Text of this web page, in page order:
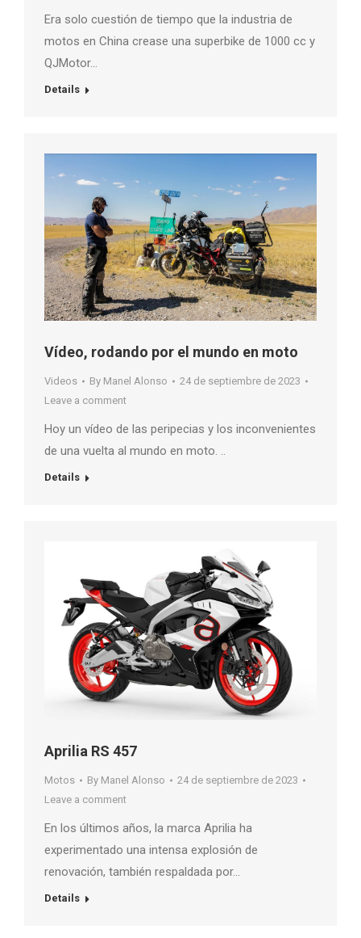
Era solo cuestión de tiempo que la industria de
motos en China crease una superbike de 1000 cc y
QJMotor…
Details
Vídeo, rodando por el mundo en moto
Videos By Manel Alonso
24 de septiembre de 2023
Leave a comment
Hoy un vídeo de las peripecias y los inconvenientes
de una vuelta al mundo en moto. ..
Details
Aprilia RS 457
Motos By Manel Alonso
24 de septiembre de 2023
Leave a comment
En los últimos años, la marca Aprilia ha
experimentado una intensa explosión de
renovación, también respaldada por…
Details